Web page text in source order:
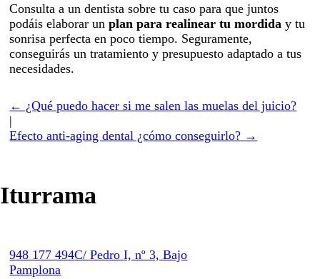
Consulta a un dentista sobre tu caso para que juntos
podáis elaborar unplan para realinear tu mordida y tu
sonrisa perfecta en poco tiempo. Seguramente,
conseguirás un tratamiento y presupuesto adaptado a tus
necesidades.
← ¿Qué puedo hacer si me salen las muelas del juicio?
|
Efecto anti-aging dental ¿cómo conseguirlo? →
Iturrama
948 177 494C/ Pedro I, nº 3, Bajo
Pamplona